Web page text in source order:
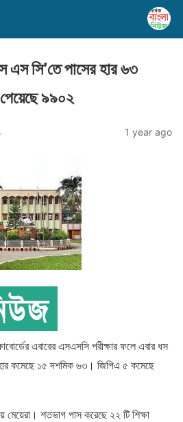
এস সি’তে পাসের হার ৬৩
৯৯০২
1 year ago
এবারের এসএসসি পরীক্ষার ফলে এবার ধস
কমেছে ১৫ দশমিক ৬৩। জিপিএ ৫ কমেছে
মেয়েরা। শতভাগ পাস করেছে ২২ টি শিক্ষা